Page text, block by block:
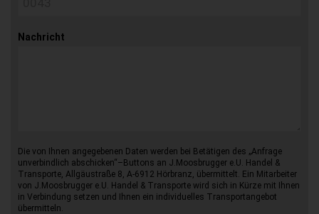
Nachricht
Die von Ihnen angegebenen Daten werden bei Betätigen des „Anfrage
unverbindlich abschicken“–Buttons an J.Moosbrugger e.U. Handel &
Transporte, Allgäustraße 8, A-6912 Hörbranz, übermittelt. Ein Mitarbeiter
von J.Moosbrugger e.U. Handel & Transporte wird sich in Kürze mit Ihnen
in Verbindung setzen und Ihnen ein individuelles Transportangebot
übermitteln.